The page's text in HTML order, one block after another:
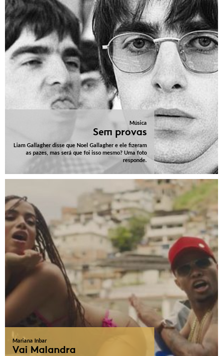
Música
Sem provas
Liam Gallagher disse que Noel Gallagher e ele fizeram
as pazes, mas será que foi isso mesmo? Uma foto
responde.
Mariana Inbar
Vai Malandra